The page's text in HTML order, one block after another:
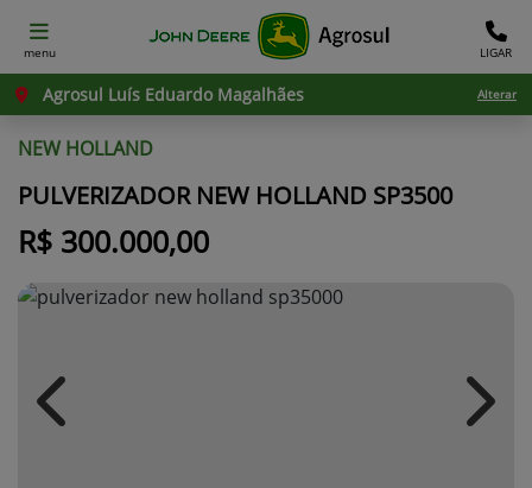
menu LIGAR
Agrosul Luís Eduardo Magalhães Alterar
NEW HOLLAND
PULVERIZADOR NEW HOLLAND SP3500
R$ 300.000,00
Previous Next